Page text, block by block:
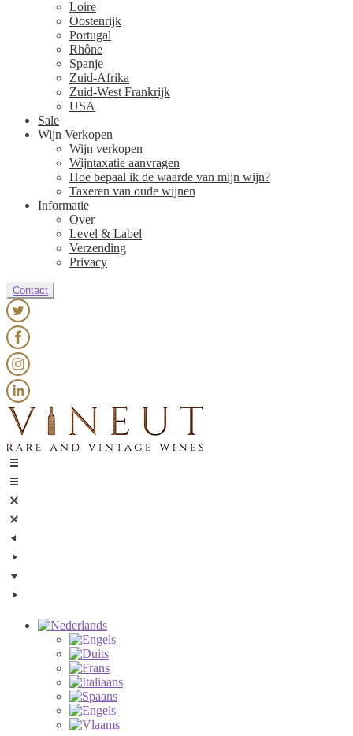
Loire
Oostenrijk
Portugal
Rhône
Spanje
Zuid-Afrika
Zuid-West Frankrijk
USA
Sale
Wijn Verkopen
Wijn verkopen
Wijntaxatie aanvragen
Hoe bepaal ik de waarde van mijn wijn?
Taxeren van oude wijnen
Informatie
Over
Level & Label
Verzending
Privacy
Contact